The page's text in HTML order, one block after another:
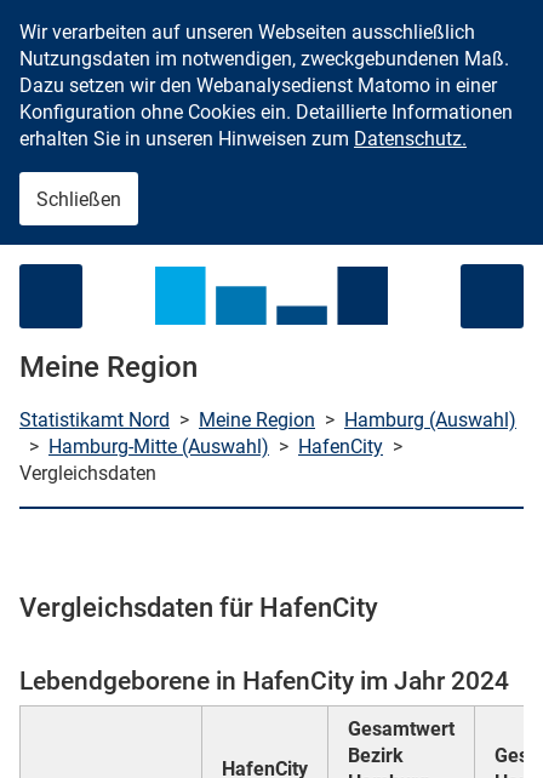
Zum Inhalt springen
Wir verarbeiten auf unseren Webseiten ausschließlich
Nutzungsdaten im notwendigen, zweckgebundenen Maß.
Dazu setzen wir den Webanalysedienst Matomo in einer
Konfiguration ohne Cookies ein. Detaillierte Informationen
erhalten Sie in unseren Hinweisen zum Datenschutz.
Schließen
Meine Region
Statistikamt Nord > Meine Region > Hamburg (Auswahl)
> Hamburg-Mitte (Auswahl) > HafenCity >
Vergleichsdaten
Vergleichsdaten für HafenCity
Lebendgeborene in HafenCity im Jahr 2024
HafenCity
Gesamtwert
Bezirk